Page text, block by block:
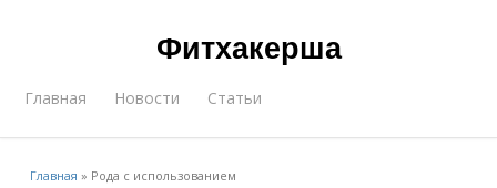
Фитхакерша
Главная Новости Статьи
Главная » Рода с использованием